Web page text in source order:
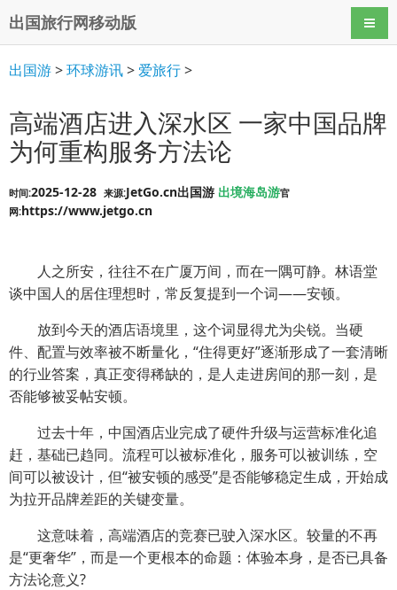
出国旅行网移动版 导航
出国游>环球游讯>爱旅行>
高端酒店进入深水区 一家中国品牌
为何重构服务方法论
时间:2025-12-28 来源:JetGo.cn出国游 出境海岛游官
网:https://www.jetgo.cn
人之所安，往往不在广厦万间，而在一隅可静。林语堂
谈中国人的居住理想时，常反复提到一个词——安顿。
放到今天的酒店语境里，这个词显得尤为尖锐。当硬
件、配置与效率被不断量化，“住得更好”逐渐形成了一套清晰
的行业答案，真正变得稀缺的，是人走进房间的那一刻，是
否能够被妥帖安顿。
过去十年，中国酒店业完成了硬件升级与运营标准化追
赶，基础已趋同。流程可以被标准化，服务可以被训练，空
间可以被设计，但“被安顿的感受”是否能够稳定生成，开始成
为拉开品牌差距的关键变量。
这意味着，高端酒店的竞赛已驶入深水区。较量的不再
是“更奢华”，而是一个更根本的命题：体验本身，是否已具备
方法论意义?